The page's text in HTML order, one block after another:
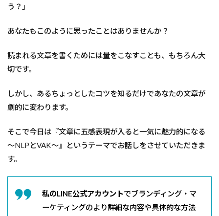
う？」
あなたもこのように思ったことはありませんか？
読まれる文章を書くためには量をこなすことも、もちろん大
切です。
しかし、あるちょっとしたコツを知るだけであなたの文章が
劇的に変わります。
そこで今日は『文章に五感表現が入ると一気に魅力的になる
〜NLPとVAK〜』というテーマでお話しをさせていただきま
す。
私のLINE公式アカウントでブランディング・マ
ーケティングのより詳細な内容や具体的な方法